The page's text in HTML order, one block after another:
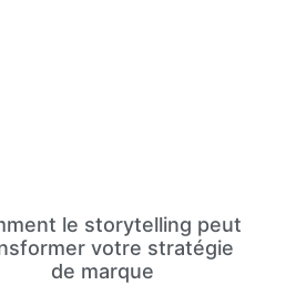
le storytelling peut
votre stratégie
de marque